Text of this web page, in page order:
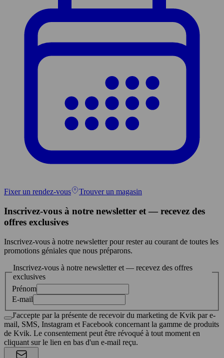
Fixer un rendez-vous Trouver un magasin
Inscrivez-vous à notre newsletter et — recevez des
offres exclusives
Inscrivez-vous à notre newsletter pour rester au courant de toutes les
promotions géniales que nous préparons.
Inscrivez-vous à notre newsletter et — recevez des offres
exclusives
Prénom
E-mail
J'accepte par la présente de recevoir du marketing de Kvik par e-
mail, SMS, Instagram et Facebook concernant la gamme de produits
de Kvik. Le consentement peut être révoqué à tout moment en
cliquant sur le lien en bas d'un e-mail reçu.